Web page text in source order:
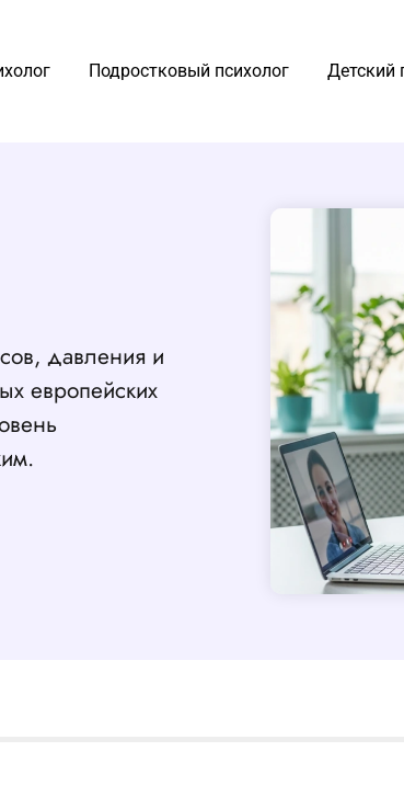
Подростковый психолог Детский
давления и
европейских